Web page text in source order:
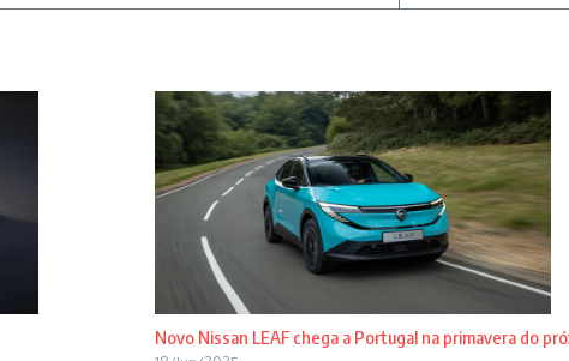
Novo Nissan LEAF chega a Portugal na primavera do